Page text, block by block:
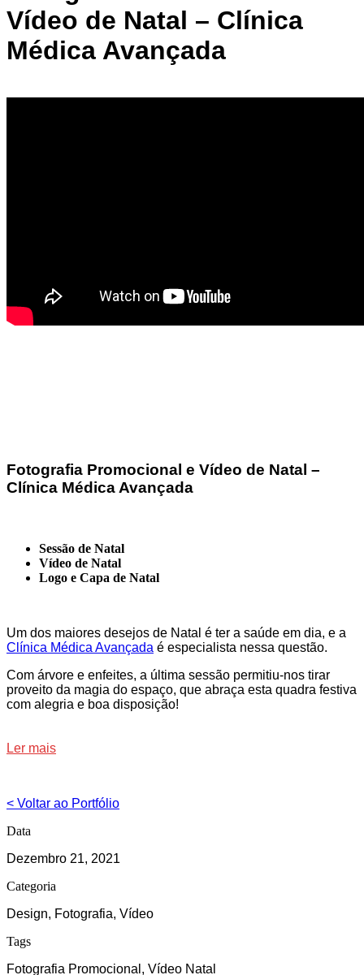
Vídeo de Natal – Clínica
Médica Avançada
Fotografia Promocional e Vídeo de Natal –
Clínica Médica Avançada
Sessão de Natal
Vídeo de Natal
Logo e Capa de Natal
Um dos maiores desejos de Natal é ter a saúde em dia, e a
Clínica Médica Avançada é especialista nessa questão.
Com árvore e enfeites, a última sessão permitiu-nos tirar
proveito da magia do espaço, que abraça esta quadra festiva
com alegria e boa disposição!
Ler mais
< Voltar ao Portfólio
Data
Dezembro 21, 2021
Categoria
Design, Fotografia, Vídeo
Tags
Fotografia Promocional, Vídeo Natal